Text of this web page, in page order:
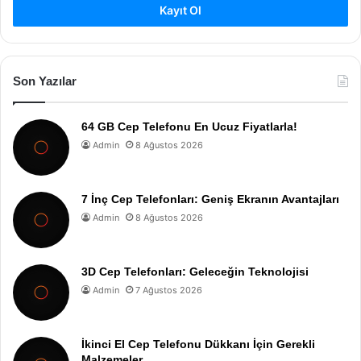
Kayıt Ol
Son Yazılar
64 GB Cep Telefonu En Ucuz Fiyatlarla!
Admin 8 Ağustos 2026
7 İnç Cep Telefonları: Geniş Ekranın Avantajları
Admin 8 Ağustos 2026
3D Cep Telefonları: Geleceğin Teknolojisi
Admin 7 Ağustos 2026
İkinci El Cep Telefonu Dükkanı İçin Gerekli